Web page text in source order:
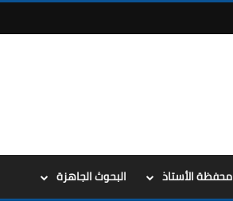
محفظة الأستاذ البحوث الجاهزة